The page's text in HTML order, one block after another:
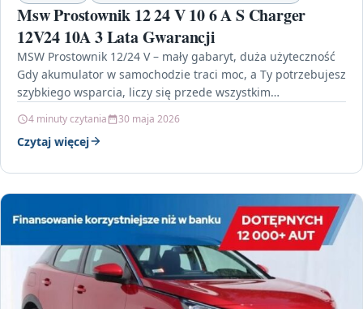
Msw Prostownik 12 24 V 10 6 A S Charger
12V24 10A 3 Lata Gwarancji
MSW Prostownik 12/24 V – mały gabaryt, duża użyteczność
Gdy akumulator w samochodzie traci moc, a Ty potrzebujesz
szybkiego wsparcia, liczy się przede wszystkim…
4 minuty czytania 30 maja 2026
Czytaj więcej